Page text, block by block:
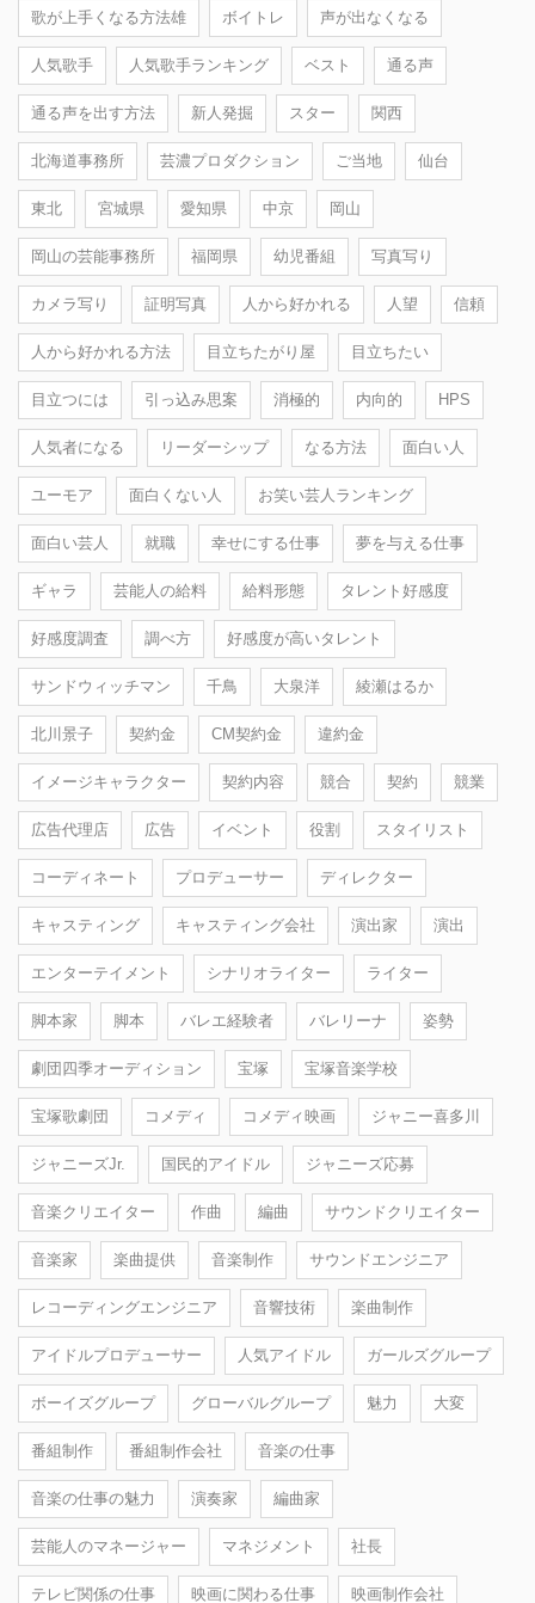
歌が上手くなる方法雄 ボイトレ 声が出なくなる
人気歌手 人気歌手ランキング ベスト 通る声
通る声を出す方法 新人発掘 スター 関西
北海道事務所 芸濃プロダクション ご当地 仙台
東北 宮城県 愛知県 中京 岡山
岡山の芸能事務所 福岡県 幼児番組 写真写り
カメラ写り 証明写真 人から好かれる 人望 信頼
人から好かれる方法 目立ちたがり屋 目立ちたい
目立つには 引っ込み思案 消極的 内向的 HPS
人気者になる リーダーシップ なる方法 面白い人
ユーモア 面白くない人 お笑い芸人ランキング
面白い芸人 就職 幸せにする仕事 夢を与える仕事
ギャラ 芸能人の給料 給料形態 タレント好感度
好感度調査 調べ方 好感度が高いタレント
サンドウィッチマン 千鳥 大泉洋 綾瀬はるか
北川景子 契約金 CM契約金 違約金
イメージキャラクター 契約内容 競合 契約 競業
広告代理店 広告 イベント 役割 スタイリスト
コーディネート プロデューサー ディレクター
キャスティング キャスティング会社 演出家 演出
エンターテイメント シナリオライター ライター
脚本家 脚本 バレエ経験者 バレリーナ 姿勢
劇団四季オーディション 宝塚 宝塚音楽学校
宝塚歌劇団 コメディ コメディ映画 ジャニー喜多川
ジャニーズJr. 国民的アイドル ジャニーズ応募
音楽クリエイター 作曲 編曲 サウンドクリエイター
音楽家 楽曲提供 音楽制作 サウンドエンジニア
レコーディングエンジニア 音響技術 楽曲制作
アイドルプロデューサー 人気アイドル ガールズグループ
ボーイズグループ グローバルグループ 魅力 大変
番組制作 番組制作会社 音楽の仕事
音楽の仕事の魅力 演奏家 編曲家
芸能人のマネージャー マネジメント 社長
テレビ関係の仕事 映画に関わる仕事 映画制作会社